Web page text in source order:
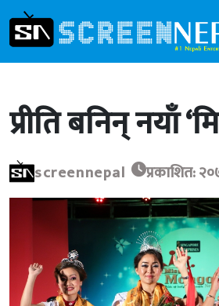
प्रीति बनिन् नयाँ
screennepal प्रकाशित: